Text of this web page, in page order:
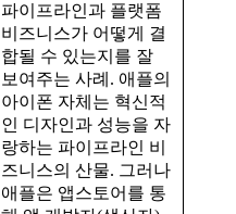
파이프라인과 플랫폼
비즈니스가 어떻게 결
합될 수 있는지를 잘
보여주는 사례. 애플의
아이폰 자체는 혁신적
인 디자인과 성능을 자
랑하는 파이프라인 비
즈니스의 산물. 그러나
애플은 앱스토어를 통